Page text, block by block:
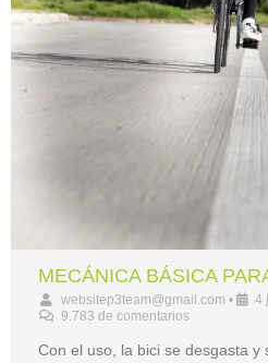
MECÁNICA BÁSICA
websitep3team@gmail.com • 4
9.783 de comentarios
Con el uso, la bici se desgasta y